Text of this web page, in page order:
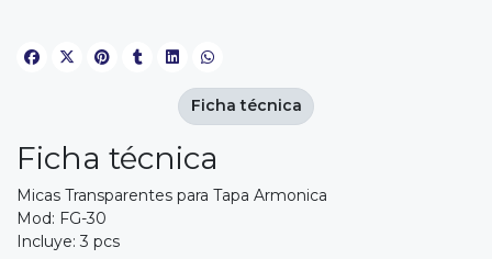
Ficha técnica
Micas Transparentes para Tapa Armonica
Mod: FG-30
Incluye: 3 pcs
Ficha técnica